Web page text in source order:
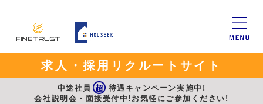
求人・採用リクルートサイト
中途社員 超 待遇キャンペーン実施中!
会社説明会・面接受付中!お気軽にご参加ください!